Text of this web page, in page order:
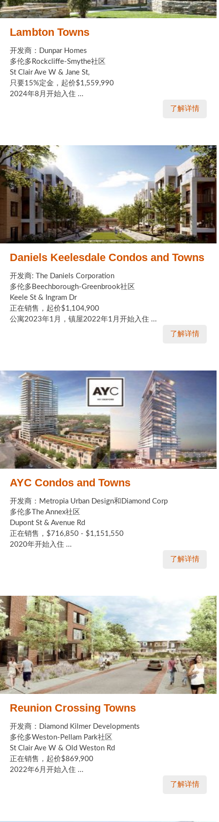
Lambton Towns
开发商：Dunpar Homes
多伦多Rockcliffe-Smythe社区
St Clair Ave W & Jane St,
只要15%定金，起价$1,559,990
2024年8月开始入住 ...
了解详情
Daniels Keelesdale Condos and Towns
开发商: The Daniels Corporation
多伦多Beechborough-Greenbrook社区
Keele St & Ingram Dr
正在销售，起价$1,104,900
公寓2023年1月，镇屋2022年1月开始入住 ...
了解详情
AYC Condos and Towns
开发商：Metropia Urban Design和Diamond Corp
多伦多The Annex社区
Dupont St & Avenue Rd
正在销售，$716,850 - $1,151,550
2020年开始入住 ...
了解详情
Reunion Crossing Towns
开发商：Diamond Kilmer Developments
多伦多Weston-Pellam Park社区
St Clair Ave W & Old Weston Rd
正在销售，起价$869,900
2022年6月开始入住 ...
了解详情